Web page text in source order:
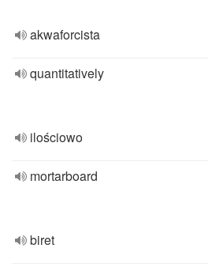
akwaforcista
quantitatively
ilościowo
mortarboard
biret